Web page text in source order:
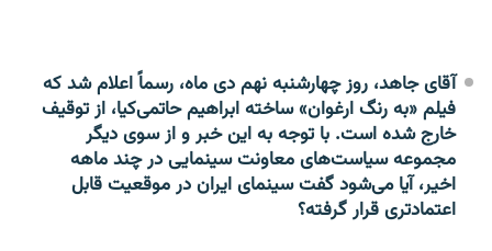
آقای جاهد، روز چهارشنبه نهم دی ماه، رسماً اعلام شد که
فیلم «به رنگ ارغوان» ساخته ابراهیم حاتمی‌کیا، از توقیف
خارج شده است. با توجه به این خبر و از سوی دیگر
مجموعه سیاست‌های معاونت سینمایی در چند ماهه
اخیر، آیا می‌شود گفت سینمای ایران در موقعیت قابل
اعتمادتری قرار گرفته؟